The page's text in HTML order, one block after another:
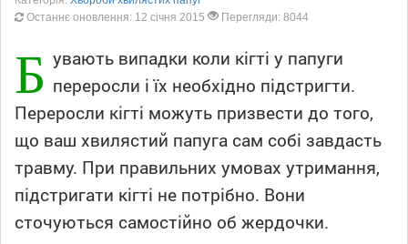
Останнє оновлення: 12 січня 2015
Перегляди: 8044
Б увають випадки коли кігті у папуги
переросли і їх необхідно підстригти.
Переросли кігті можуть призвести до того,
що ваш хвилястий папуга сам собі завдасть
травму. При правильних умовах утримання,
підстригати кігті не потрібно. Вони
сточуються самостійно об жердочки.